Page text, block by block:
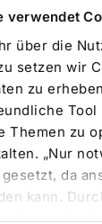
verwendet
über die
setzen wir
zu
Tool
Themen zu
„Nur
da
kann.
AG:
Abs. 1
gemäß § 40
|
AG: